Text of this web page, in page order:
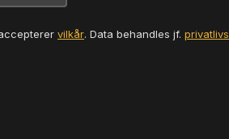
vilkår. Data behandles jf.